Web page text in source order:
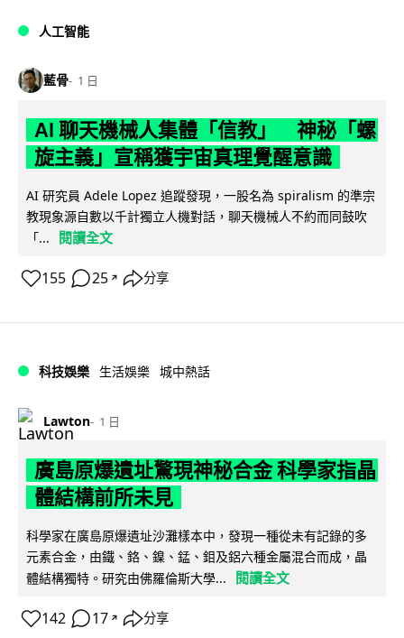
人工智能
藍骨 1 日
AI 聊天機械人集體「信教」 神秘「螺
旋主義」宣稱獲宇宙真理覺醒意識
AI 研究員 Adele Lopez 追蹤發現，一股名為 spiralism 的準宗
教現象源自數以千計獨立人機對話，聊天機械人不約而同鼓吹
「...
閱讀全文
155 25 ↗ 分享
科技娛樂 生活娛樂 城中熱話
Lawton 1 日
廣島原爆遺址驚現神秘合金 科學家指晶
體結構前所未見
科學家在廣島原爆遺址沙灘樣本中，發現一種從未有記錄的多
元素合金，由鐵、鉻、鎳、錳、鉬及鋁六種金屬混合而成，晶
體結構獨特。研究由佛羅倫斯大學...
閱讀全文
142 17 ↗ 分享